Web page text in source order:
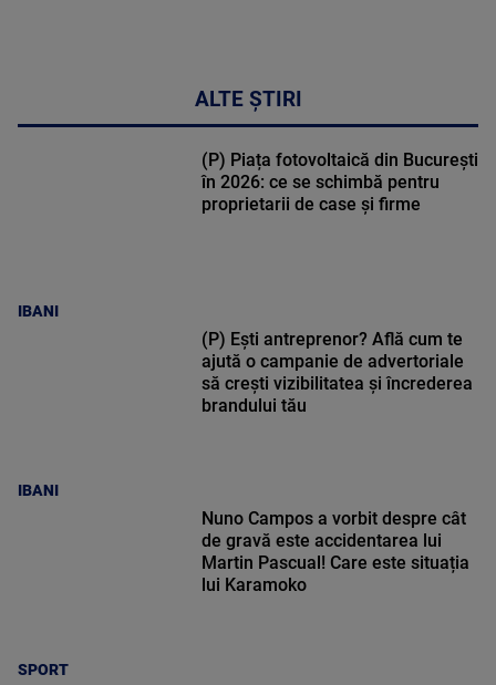
ALTE ȘTIRI
IBANI
(P) Piața fotovoltaică din București
în 2026: ce se schimbă pentru
proprietarii de case și firme
IBANI
(P) Ești antreprenor? Află cum te
ajută o campanie de advertoriale
să crești vizibilitatea și încrederea
brandului tău
SPORT
Nuno Campos a vorbit despre cât
de gravă este accidentarea lui
Martin Pascual! Care este situația
lui Karamoko